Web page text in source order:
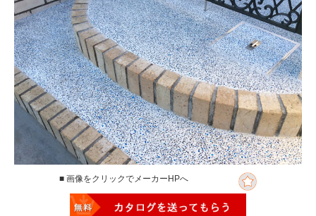
■ 画像をクリックでメーカーHPへ